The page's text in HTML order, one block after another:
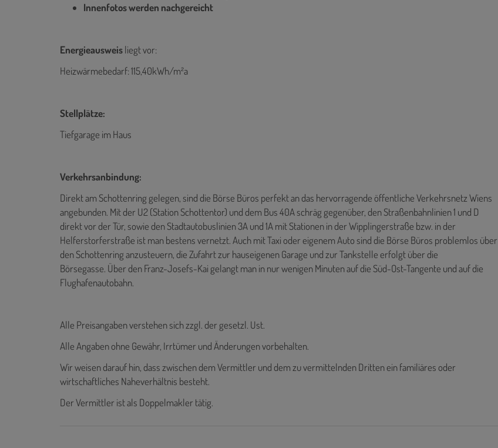
Innenfotos werden nachgereicht
Energieausweisliegt vor:
Heizwärmebedarf: 115,40kWh/m²a
Stellplätze:
Tiefgarage im Haus
Verkehrsanbindung:
Direkt am Schottenring gelegen, sind die Börse Büros perfekt an das hervorragende öffentliche Verkehrsnetz Wiens
angebunden. Mit der U2 (Station Schottentor) und dem Bus 40A schräg gegenüber, den Straßenbahnlinien 1 und D
direkt vor der Tür, sowie den Stadtautobuslinien 3A und 1A mit Stationen in der Wipplingerstraße bzw. in der
Helferstorferstraße ist man bestens vernetzt. Auch mit Taxi oder eigenem Auto sind die Börse Büros problemlos über
den Schottenring anzusteuern, die Zufahrt zur hauseigenen Garage und zur Tankstelle erfolgt über die
Börsegasse. Über den Franz-Josefs-Kai gelangt man in nur wenigen Minuten auf die Süd-Ost-Tangente und auf die
Flughafenautobahn.
Alle Preisangaben verstehen sich zzgl. der gesetzl. Ust.
Alle Angaben ohne Gewähr, Irrtümer und Änderungen vorbehalten.
Wir weisen darauf hin, dass zwischen dem Vermittler und dem zu vermittelnden Dritten ein familiäres oder
wirtschaftliches Naheverhältnis besteht.
Der Vermittler ist als Doppelmakler tätig.